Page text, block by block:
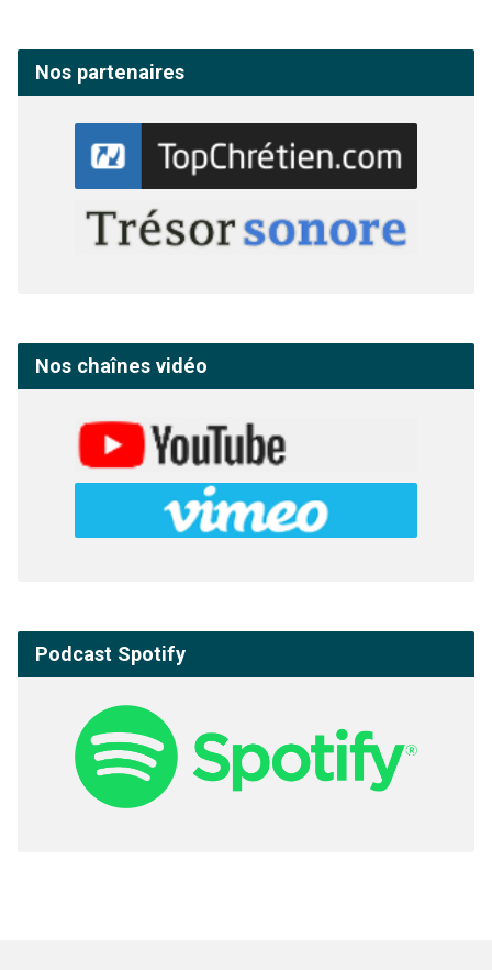
Nos partenaires
Nos chaînes vidéo
Podcast Spotify